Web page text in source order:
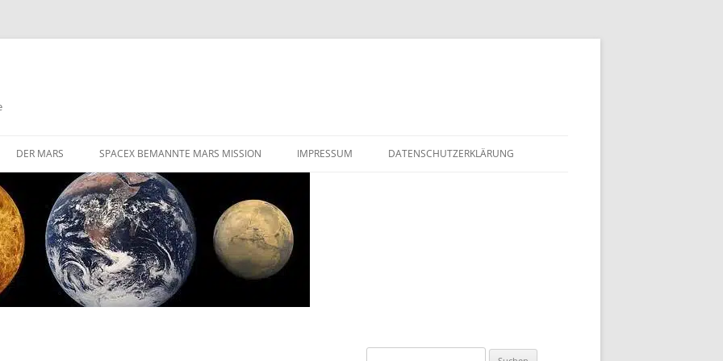
STARLINK SATELLITEN NETZWERK
DER MARS
DIE HERAUSFORDERUNGEN EINER
BEMANNTEN MARS MISSION
FLÜGE ZUM MARS
GIBT ES AKTIVE VULKANISMUS
AUF DEM MARS
SPACEX BEMANNTE MARS MISSION IMPRESSUM DATENSCHUTZERKLÄRUNG